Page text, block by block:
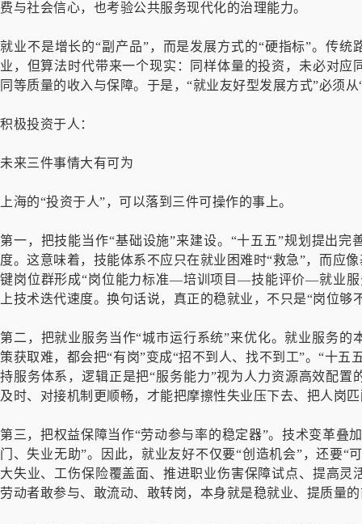
费与社会信心，也考验公共服务现代化的治理能力。
就业不是增长的“副产品”，而是发展方式的“硬指标”。传
业，但算法时代带来一个现实：同样体量的投资，未必对
同等质量的收入与保障。于是，“就业友好型发展方式”必须
积极投资于人：
未来三件事情大有可为
上海的“投资于人”，可以落到三件可操作的事上。
第一，把技能当作“基础设施”来建设。“十五五”规划提出
度。这意味着，技能体系不应只在就业困难时“救急”，而应
键岗位群形成“岗位能力标准—培训项目—技能评价—就业服
上技术迭代速度。换句话说，真正的稳就业，不只是“岗位
第二，把就业服务当作“城市运行系统”来优化。就业服务
策获取难，都会把“有岗”变成“招不到人、找不到工”。“十
持服务体系，逻辑正是把“服务能力”视为人力资源高效配
及时、对接机制更顺畅，才能把摩擦性失业压下去、把人岗
第三，把权益保障当作“劳动参与率的稳定器”。技术变革叠
门、失业无助”。因此，就业友好不仅要“创造机会”，还要“
大失业、工伤保险覆盖面、推进职业伤害保障试点、提高
劳动者敢参与、敢流动、敢转岗，本身就是稳就业、提质量